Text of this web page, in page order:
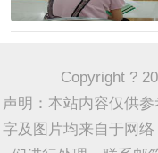
Copyright ?
声明：本站内容仅供
字及图片均来自于网